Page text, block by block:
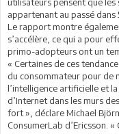
appartenant au passé dans
Le rapport montre
s’accélère, ce qui a pour
primo-adopteurs ont un
« Certaines de ces
du consommateur pour de
l’intelligence artificielle et
d’Internet dans les murs
fort », déclare Michael
ConsumerLab d’Ericsson.